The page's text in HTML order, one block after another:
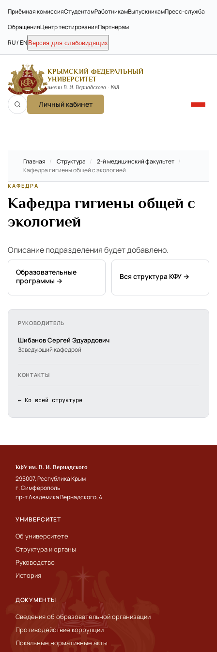
Приёмная комиссияСтудентамРаботникамВыпускникамПресс-служба
ОбращенияЦентр тестированияПартнёрам
RU / EN Версия для слабовидящих
КРЫМСКИЙ ФЕДЕРАЛЬНЫЙ
УНИВЕРСИТЕТ
имени В. И. Вернадского · 1918
Личный кабинет
Главная / Структура / 2-й медицинский факультет /
Кафедра гигиены общей с экологией
КАФЕДРА
Кафедра гигиены общей с
экологией
Описание подразделения будет добавлено.
Образовательные
программы →
Вся структура КФУ →
РУКОВОДИТЕЛЬ
Шибанов Сергей Эдуардович
Заведующий кафедрой
КОНТАКТЫ
← Ко всей структуре
КФУ им. В. И. Вернадского
295007, Республика Крым
г. Симферополь
пр-т Академика Вернадского, 4
УНИВЕРСИТЕТ
Об университете
Структура и органы
Руководство
История
ДОКУМЕНТЫ
Сведения об образовательной организации
Противодействие коррупции
Локальные нормативные акты